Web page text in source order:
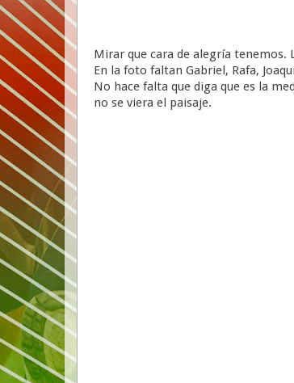
Mirar que cara de alegría tenemos.
En la foto faltan Gabriel, Rafa,
No hace falta que diga que es la
no se viera el paisaje.